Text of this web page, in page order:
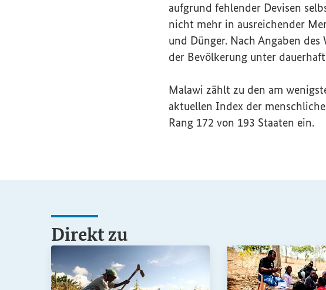
aufgrund fehlender Devisen
nicht mehr in ausreichender
und Dünger. Nach Angaben
der Bevölkerung unter
Malawi zählt zu den am
aktuellen Index der
Rang 172 von 193 Staaten ein.
Direkt zu